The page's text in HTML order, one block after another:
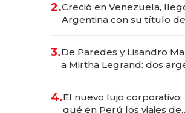
2.Creció en Venezuela,
Argentina con su título de
las marcas "fast
3.De Paredes y Lisandro
a Mirtha Legrand: dos
4.El nuevo lujo corporativo:
qué en Perú los viajes de